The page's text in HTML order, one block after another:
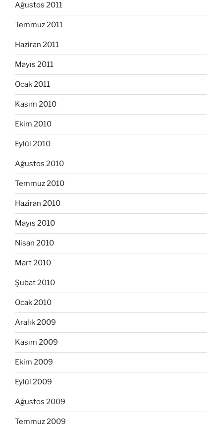
Ağustos 2011
Temmuz 2011
Haziran 2011
Mayıs 2011
Ocak 2011
Kasım 2010
Ekim 2010
Eylül 2010
Ağustos 2010
Temmuz 2010
Haziran 2010
Mayıs 2010
Nisan 2010
Mart 2010
Şubat 2010
Ocak 2010
Aralık 2009
Kasım 2009
Ekim 2009
Eylül 2009
Ağustos 2009
Temmuz 2009